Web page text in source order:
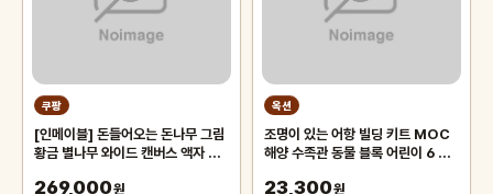
쿠팡
[인메이블] 돈들어오는 돈나무 그림
황금 별나무 와이드 캔버스 액자 거
림액자
269,000원
옥션
조명이 있는 어항 빌딩 키트 MOC
해양 수족관 동물 블록 어린이 6 장
23,300원